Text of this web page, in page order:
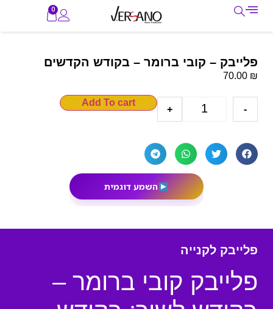
0
פלייבק – קובי ברומר – בקודש הקדשים
70.00 ₪
-
+
Add To cart
השמע דוגמית
פלייבק לקנייה
פלייבק קובי ברומר –